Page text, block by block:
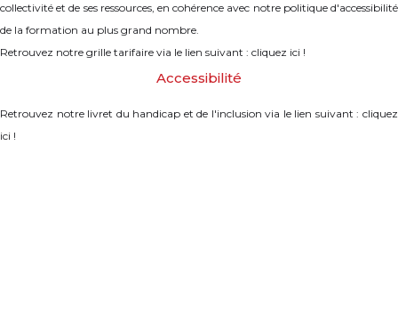
collectivité et de ses ressources, en cohérence avec notre politique d'accessibilité
de la formation au plus grand nombre.
Retrouvez notre grille tarifaire via le lien suivant : cliquez ici !
Accessibilité
Retrouvez notre livret du handicap et de l'inclusion via le lien suivant : cliquez
ici !